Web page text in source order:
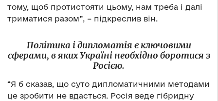
тому, щоб протистояти цьому, нам треба і далі
триматися разом”, – підкреслив він.
Політика і дипломатія є ключовими
сферами, в яких Україні необхідно боротися з
Росією.
“Я б сказав, що суто дипломатичними методами
це зробити не вдасться. Росія веде гібридну